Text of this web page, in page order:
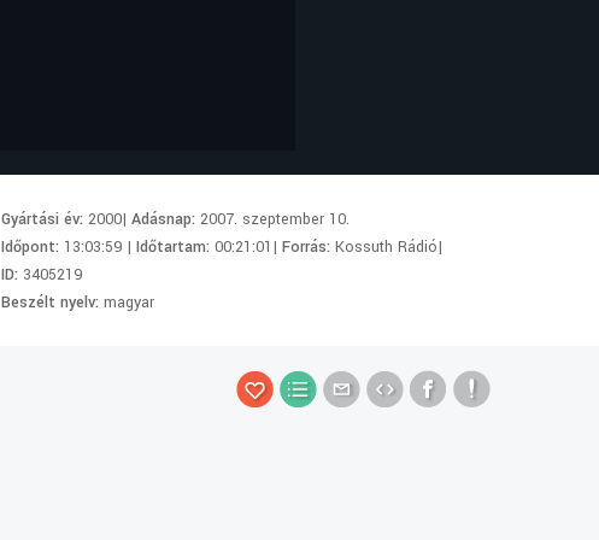
Gyártási év:2000|Adásnap:2007. szeptember 10.
Időpont: 13:03:59 |Időtartam:00:21:01|Forrás:Kossuth Rádió|
ID: 3405219
Beszélt nyelv:magyar